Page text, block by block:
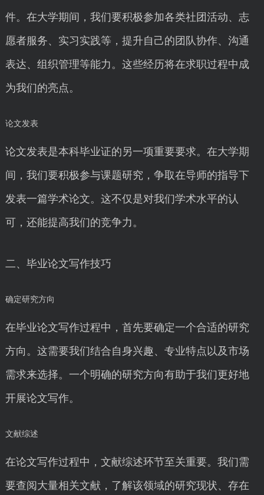
件。在大学期间，我们要积极参加各类社团活动、志
愿者服务、实习实践等，提升自己的团队协作、沟通
表达、组织管理等能力。这些经历将在求职过程中成
为我们的亮点。
论文发表
论文发表是本科毕业证的另一项重要要求。在大学期
间，我们要积极参与课题研究，争取在导师的指导下
发表一篇学术论文。这不仅是对我们学术水平的认
可，还能提高我们的竞争力。
二、毕业论文写作技巧
确定研究方向
在毕业论文写作过程中，首先要确定一个合适的研究
方向。这需要我们结合自身兴趣、专业特点以及市场
需求来选择。一个明确的研究方向有助于我们更好地
开展论文写作。
文献综述
在论文写作过程中，文献综述环节至关重要。我们需
要查阅大量相关文献，了解该领域的研究现状、存在